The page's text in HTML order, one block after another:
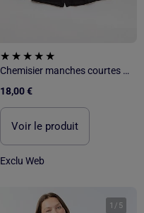
Chemisier manches courtes Facile à enfiler
18,00 €
Voir le produit
Exclu Web
1 / 5